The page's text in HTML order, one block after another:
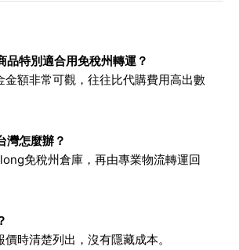
品特別適合用免稅州轉運？
金額非常可觀，往往比代購費用高出數
灣怎麼辦？
免稅州倉庫，再由專業物流轉運回
時清楚列出，沒有隱藏成本。